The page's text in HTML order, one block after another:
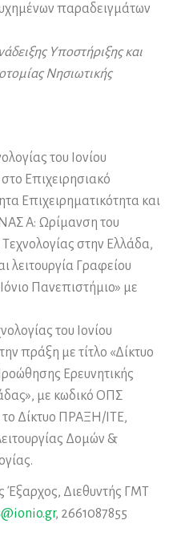
παραδειγμάτων
Υποστήριξης και
Νησιωτικής
του Ιονίου
Επιχειρησιακό
Επιχειρηματικότητα και
Α: Ωρίμανση του
στην Ελλάδα,
λειτουργία Γραφείου
Πανεπιστήμιο» με
του Ιονίου
πράξη με τίτλο «Δίκτυο
Ερευνητικής
με κωδικό ΟΠΣ
το Δίκτυο ΠΡΑΞΗ/ΙΤΕ,
Δομών &
Έξαρχος, Διεθυντής ΓΜΤ
, 2661087855